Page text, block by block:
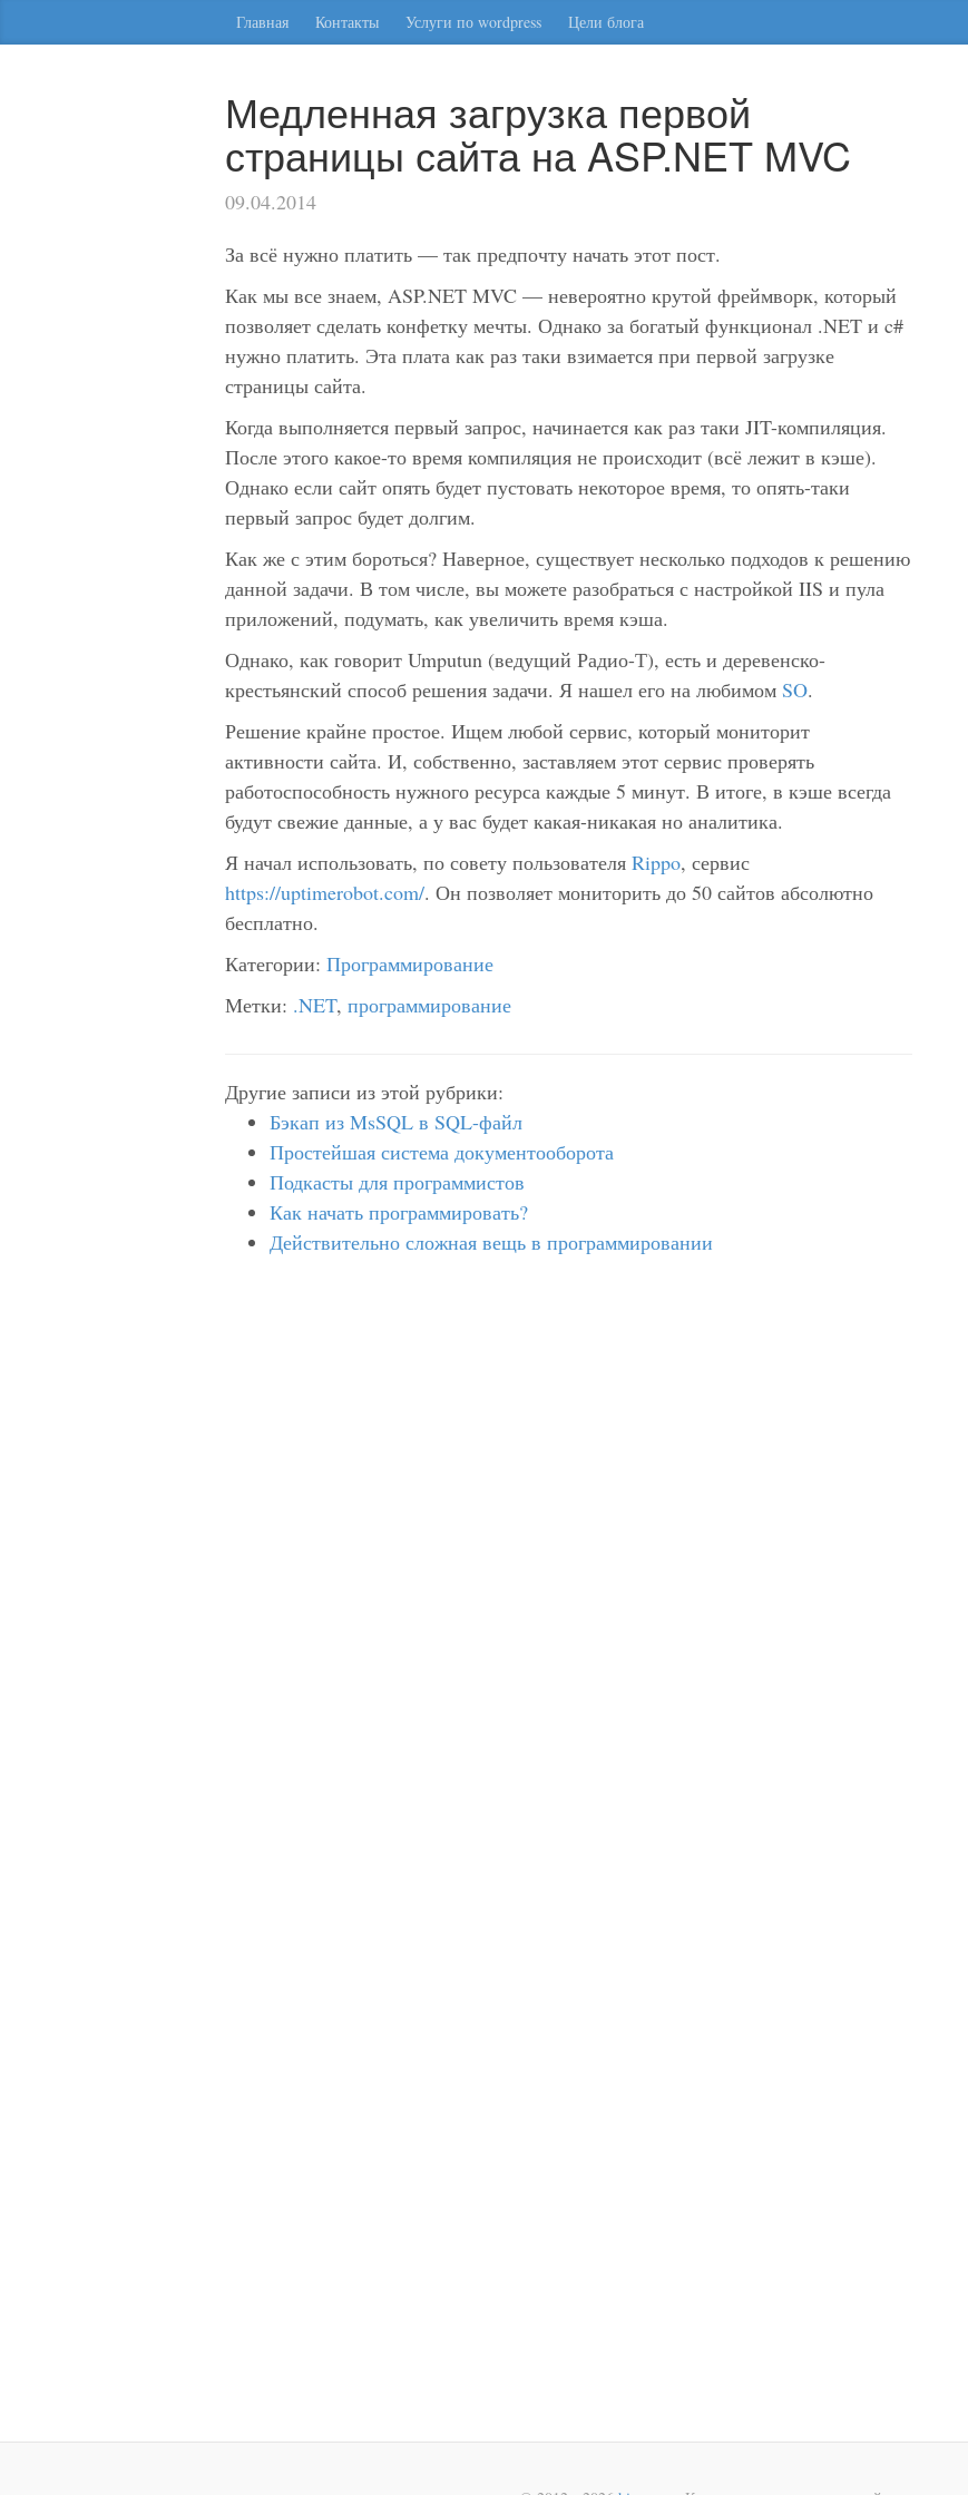
Главная Контакты Услуги по wordpress Цели блога
Медленная загрузка первой
страницы сайта на ASP.NET MVC
09.04.2014
За всё нужно платить — так предпочту начать этот пост.
Как мы все знаем, ASP.NET MVC — невероятно крутой фреймворк, который
позволяет сделать конфетку мечты. Однако за богатый функционал .NET и c#
нужно платить. Эта плата как раз таки взимается при первой загрузке
страницы сайта.
Когда выполняется первый запрос, начинается как раз таки JIT-компиляция.
После этого какое-то время компиляция не происходит (всё лежит в кэше).
Однако если сайт опять будет пустовать некоторое время, то опять-таки
первый запрос будет долгим.
Как же с этим бороться? Наверное, существует несколько подходов к решению
данной задачи. В том числе, вы можете разобраться с настройкой IIS и пула
приложений, подумать, как увеличить время кэша.
Однако, как говорит Umputun (ведущий Радио-Т), есть и деревенско-
крестьянский способ решения задачи. Я нашел его на любимом SO.
Решение крайне простое. Ищем любой сервис, который мониторит
активности сайта. И, собственно, заставляем этот сервис проверять
работоспособность нужного ресурса каждые 5 минут. В итоге, в кэше всегда
будут свежие данные, а у вас будет какая-никакая но аналитика.
Я начал использовать, по совету пользователя Rippo, сервис
https://uptimerobot.com/. Он позволяет мониторить до 50 сайтов абсолютно
бесплатно.
Категории: Программирование
Метки: .NET, программирование
Другие записи из этой рубрики:
Бэкап из MsSQL в SQL-файл
Простейшая система документооборота
Подкасты для программистов
Как начать программировать?
Действительно сложная вещь в программировании